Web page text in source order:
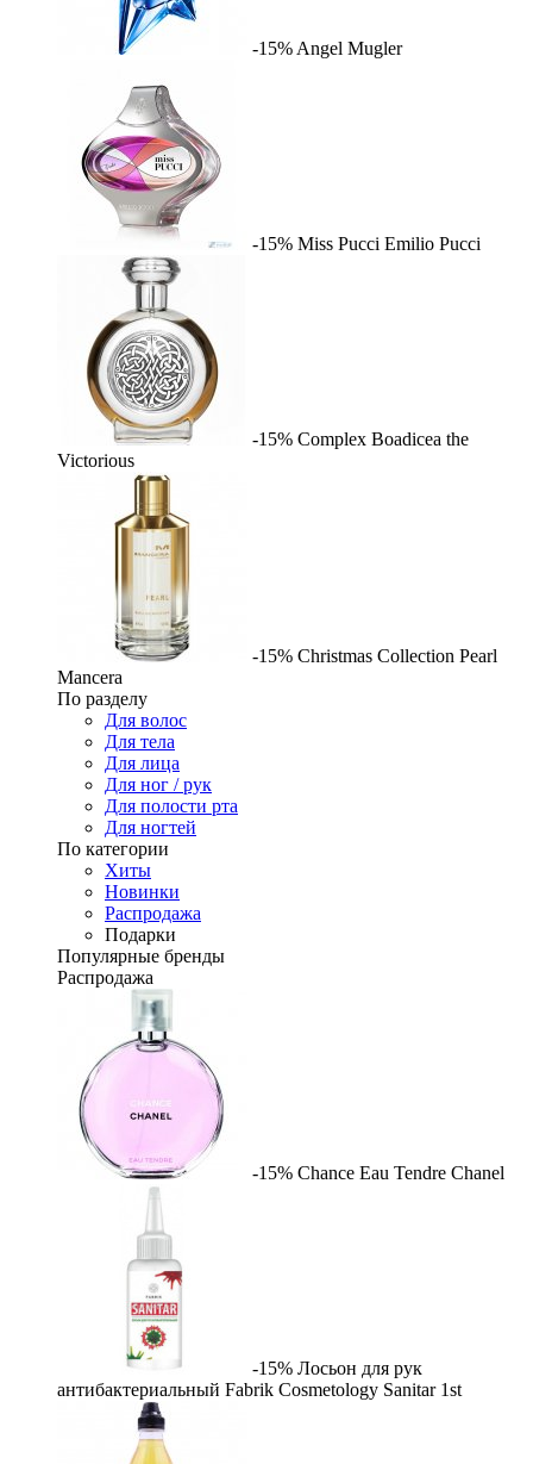
-15% Angel Mugler
-15% Miss Pucci Emilio Pucci
-15% Complex Boadicea the
Victorious
-15% Christmas Collection Pearl
Mancera
По разделу
Для волос
Для тела
Для лица
Для ног / рук
Для полости рта
Для ногтей
По категории
Хиты
Новинки
Распродажа
Подарки
Популярные бренды
Распродажа
-15% Chance Eau Tendre Chanel
-15% Лосьон для рук
антибактериальный Fabrik Cosmetology Sanitar 1st